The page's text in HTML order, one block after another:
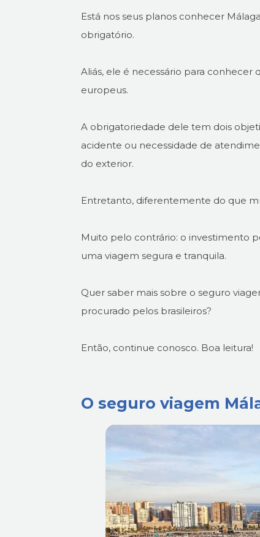
Está nos seus planos conhecer
obrigatório.
Aliás, ele é necessário para
europeus.
A obrigatoriedade dele tem dois
acidente ou necessidade de
do exterior.
Entretanto, diferentemente do que
Muito pelo contrário: o investimento
uma viagem segura e tranquila.
Quer saber mais sobre o seguro
procurado pelos brasileiros?
Então, continue conosco. Boa leitura!
O seguro viagem